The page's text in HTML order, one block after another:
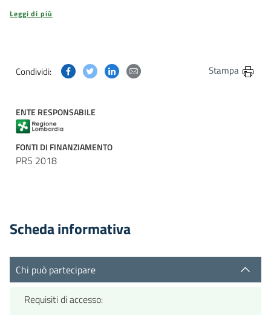
Leggi di più
Condividi: Condividi questa pagina su Facebook
Condividi questa pagina su Twitter
Condividi questa pagina su Linkedin
Condividi questa pagina via
Stampa
ENTE RESPONSABILE
FONTI DI FINANZIAMENTO
PRS 2018
Scheda informativa
Chi può partecipare
Requisiti di accesso: